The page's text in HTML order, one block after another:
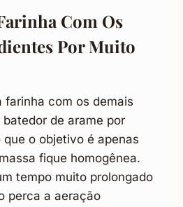
Com Os
Por Muito
farinha com os demais
de arame por
o objetivo é apenas
fique homogênea.
tempo muito prolongado
perca a aeração